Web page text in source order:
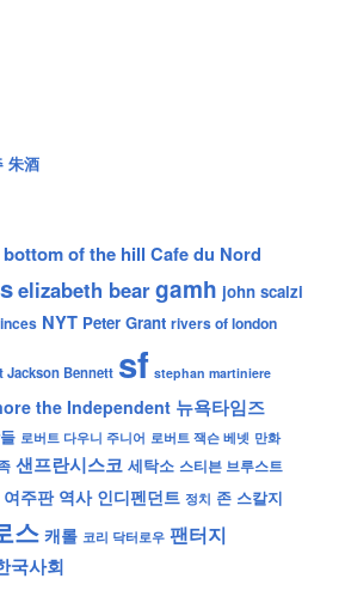
朱酒
bottom of the hill Cafe du Nord
elizabeth beargamh john scalzi
NYT Peter Grant rivers of london
Jackson Bennett sf stephan martiniere
the Independent 뉴욕타임즈
로버트 다우니 주니어 로버트 잭슨 베넷 만화
샌프란시스코 세탁소 스티븐 브루스트
여주판 역사 인디펜던트 정치 존 스칼지
스 캐롤 코리 닥터로우 팬터지
국사회